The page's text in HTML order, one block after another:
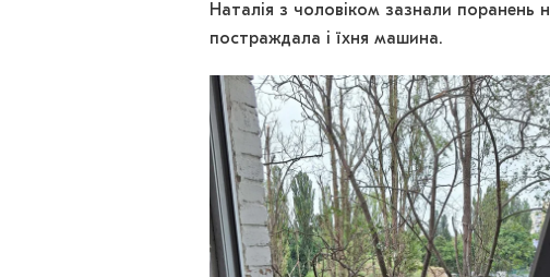
Наталія з чоловіком зазнали поранень
постраждала і їхня машина.